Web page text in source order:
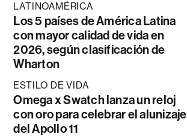
LATINOAMÉRICA
Los 5 países de América Latina
con mayor calidad de vida en
2026, según clasificación de
Wharton
ESTILO DE VIDA
Omega x Swatch lanza un reloj
con oro para celebrar el alunizaje
del Apollo 11